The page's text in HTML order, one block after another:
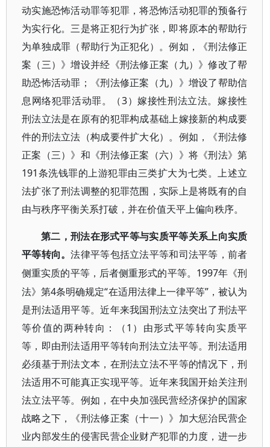
动实施恐怖活动罪等犯罪，将恐怖活动犯罪的预备行
为实行化。三是将正犯行为扩张，即将原本的帮助行
为单独成罪（帮助行为正犯化）。例如，《刑法修正
案（三）》增设并经《刑法修正案（九）》修改了帮
助恐怖活动罪；《刑法修正案（九）》增设了帮助信
息网络犯罪活动罪。（3）嫁接性刑法立法。嫁接性
刑法立法是在原有的犯罪构成基础上嫁接新的构成要
件的刑法立法（构成要件扩大化）。例如，《刑法修
正案（三）》和《刑法修正案（六）》将《刑法》第
191条洗钱罪的上游犯罪由三类扩大为七类。上述立
法扩张了刑法调整的犯罪范围，实际上是将既有的自
由与秩序平衡关系打破，并在价值天平上偏向秩序。
第二，刑法在形式平等与实质平等关系上向实质
平等转向。法律平等包括立法平等和司法平等，前者
侧重实质的平等，后者侧重形式的平等。 1997年《刑
法》第4条明确规定“在适用法律上一律平等”，被认为
是刑法适用平等。近年来我国刑法立法突出了刑法平
等价值的两种转向：（1）由形式平等转向实质平
等，即由刑法适用平等转向刑法立法平等。刑法适用
必须基于刑法文本，在刑法立法不平等的情况下，刑
法适用不可能真正实现平等。近年来我国开始关注刑
法立法平等。例如，在中央加强民营经济保护的国家
战略之下，《刑法修正案（十一）》加大惩治民营企
业内部发生的侵害民营企业财产犯罪的力度，进一步